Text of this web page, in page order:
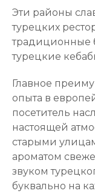
Эти районы
турецких
традиционные
турецкие
Главное
опыта в
посетитель
настоящей
старыми
ароматом
звуком
буквально на